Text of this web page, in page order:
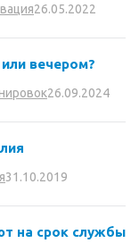
26.05.2022
вечером?
26.09.2024
31.10.2019
на срок службы